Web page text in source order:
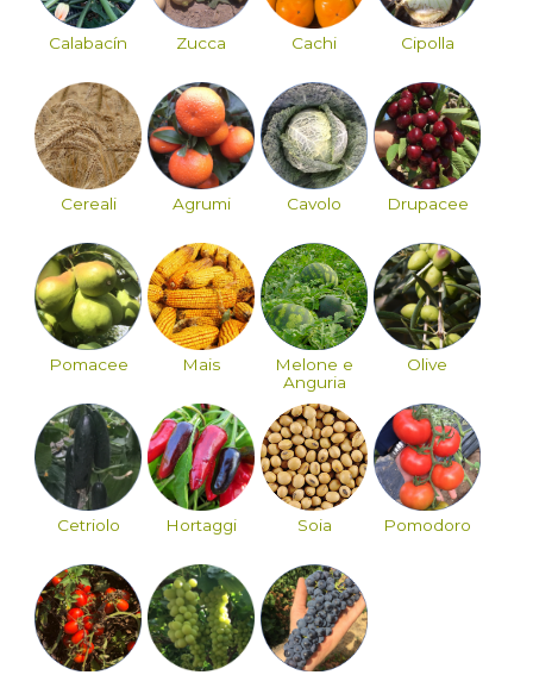
Calabacín Zucca Cachi Cipolla
Cereali Agrumi Cavolo Drupacee
Pomacee Mais
Melone e
Anguria
Olive
Cetriolo Hortaggi Soia Pomodoro